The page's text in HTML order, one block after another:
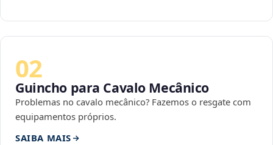
02
Guincho para Cavalo Mecânico
Problemas no cavalo mecânico? Fazemos o resgate com
equipamentos próprios.
SAIBA MAIS